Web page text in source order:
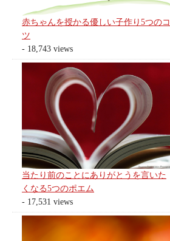
赤ちゃんを授かる優しい子作り5つのコ
ツ
- 18,743 views
当たり前のことにありがとうを言いた
くなる5つのポエム
- 17,531 views